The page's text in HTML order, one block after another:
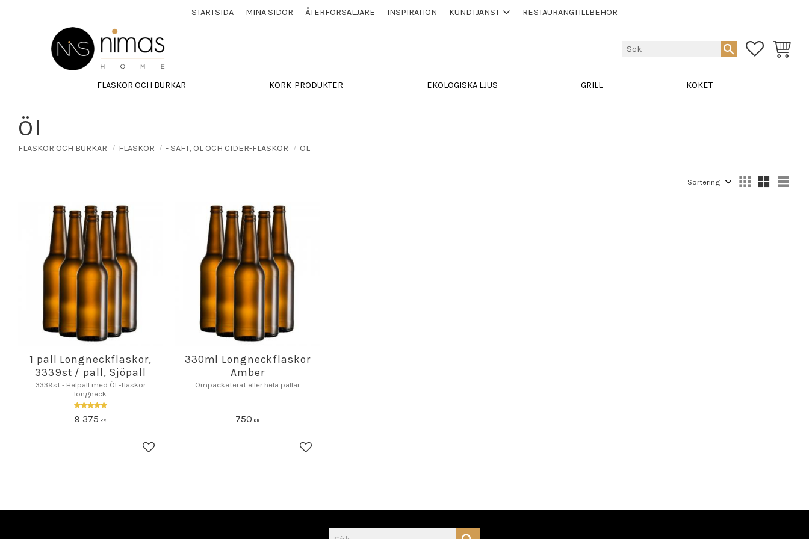
STARTSIDA MINA SIDOR ÅTERFÖRSÄLJARE INSPIRATION KUNDTJÄNST RESTAURANGTILLBEHÖR
FAVORITER
FLASKOR OCH BURKAR KORK-PRODUKTER EKOLOGISKA LJUS GRILL KÖKET
Öl
FLASKOR OCH BURKAR FLASKOR - SAFT, ÖL OCH CIDER-FLASKOR ÖL
1 pall Longneckflaskor,
3339st / pall, Sjöpall
3339st - Helpall med ÖL-flaskor
longneck
9 375 KR
Lägg till i favoriter
330ml Longneckflaskor
Amber
Ompacketerat eller hela pallar
750 KR
Lägg till i favoriter